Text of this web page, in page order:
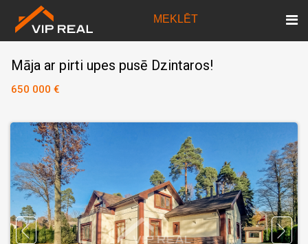
MEKLĒT
Māja ar pirti upes pusē Dzintaros!
650 000 €